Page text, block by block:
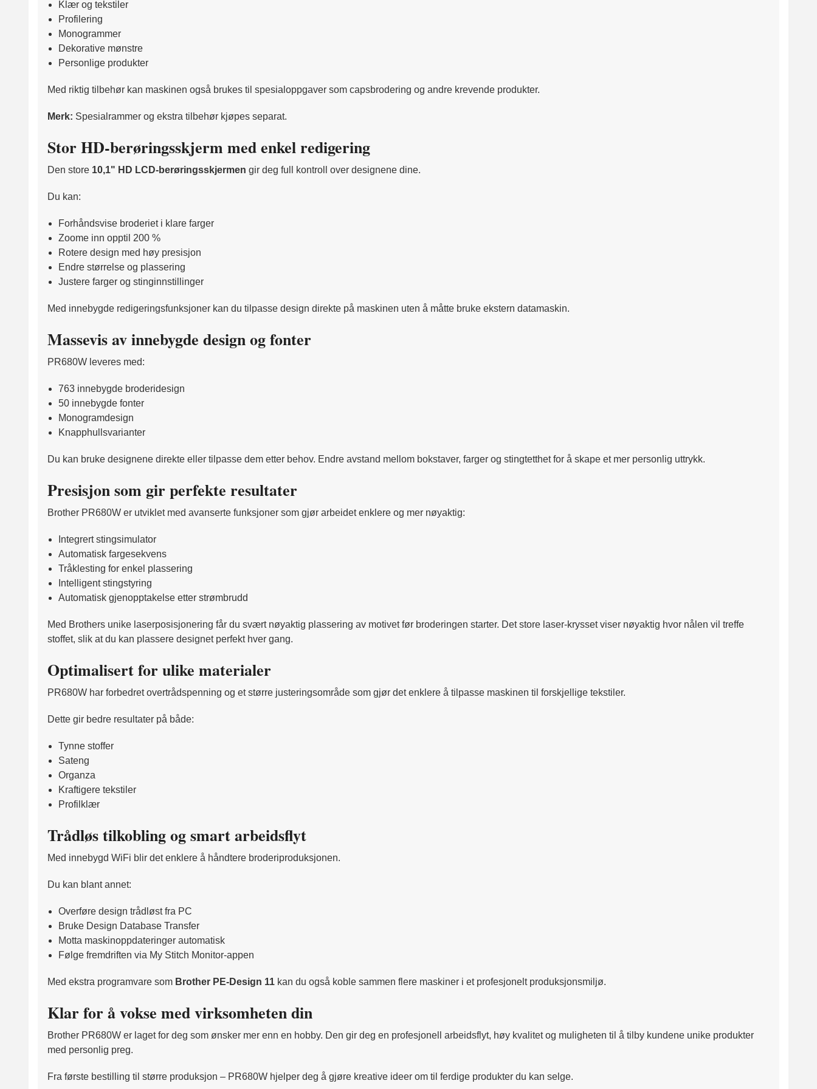
Klær og tekstiler
Profilering
Monogrammer
Dekorative mønstre
Personlige produkter
Med riktig tilbehør kan maskinen også brukes til spesialoppgaver som capsbrodering og andre krevende produkter.
Merk: Spesialrammer og ekstra tilbehør kjøpes separat.
Stor HD-berøringsskjerm med enkel redigering
Den store 10,1" HD LCD-berøringsskjermen gir deg full kontroll over designene dine.
Du kan:
Forhåndsvise broderiet i klare farger
Zoome inn opptil 200 %
Rotere design med høy presisjon
Endre størrelse og plassering
Justere farger og stinginnstillinger
Med innebygde redigeringsfunksjoner kan du tilpasse design direkte på maskinen uten å måtte bruke ekstern datamaskin.
Massevis av innebygde design og fonter
PR680W leveres med:
763 innebygde broderidesign
50 innebygde fonter
Monogramdesign
Knapphullsvarianter
Du kan bruke designene direkte eller tilpasse dem etter behov. Endre avstand mellom bokstaver, farger og stingtetthet for å skape et mer personlig uttrykk.
Presisjon som gir perfekte resultater
Brother PR680W er utviklet med avanserte funksjoner som gjør arbeidet enklere og mer nøyaktig:
Integrert stingsimulator
Automatisk fargesekvens
Tråklesting for enkel plassering
Intelligent stingstyring
Automatisk gjenopptakelse etter strømbrudd
Med Brothers unike laserposisjonering får du svært nøyaktig plassering av motivet før broderingen starter. Det store laser-krysset viser nøyaktig hvor nålen vil treffe
stoffet, slik at du kan plassere designet perfekt hver gang.
Optimalisert for ulike materialer
PR680W har forbedret overtrådspenning og et større justeringsområde som gjør det enklere å tilpasse maskinen til forskjellige tekstiler.
Dette gir bedre resultater på både:
Tynne stoffer
Sateng
Organza
Kraftigere tekstiler
Profilklær
Trådløs tilkobling og smart arbeidsflyt
Med innebygd WiFi blir det enklere å håndtere broderiproduksjonen.
Du kan blant annet:
Overføre design trådløst fra PC
Bruke Design Database Transfer
Motta maskinoppdateringer automatisk
Følge fremdriften via My Stitch Monitor-appen
Med ekstra programvare som Brother PE-Design 11 kan du også koble sammen flere maskiner i et profesjonelt produksjonsmiljø.
Klar for å vokse med virksomheten din
Brother PR680W er laget for deg som ønsker mer enn en hobby. Den gir deg en profesjonell arbeidsflyt, høy kvalitet og muligheten til å tilby kundene unike produkter
med personlig preg.
Fra første bestilling til større produksjon – PR680W hjelper deg å gjøre kreative ideer om til ferdige produkter du kan selge.